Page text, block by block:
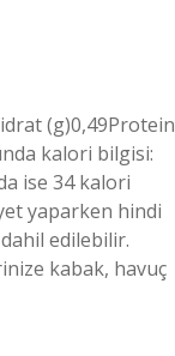
(g)0,49Protein
kalori bilgisi:
ise 34 kalori
yaparken hindi
edilebilir.
kabak, havuç